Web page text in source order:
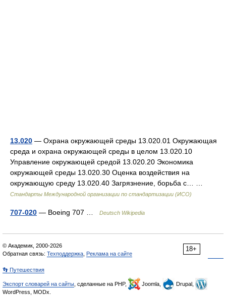
13.020 — Охрана окружающей среды 13.020.01 Окружающая
среда и охрана окружающей среды в целом 13.020.10
Управление окружающей средой 13.020.20 Экономика
окружающей среды 13.020.30 Оценка воздействия на
окружающую среду 13.020.40 Загрязнение, борьба с… …
Стандарты Международной организации по стандартизации (ИСО)
707-020 — Boeing 707 … Deutsch Wikipedia
18+
© Академик, 2000-2026
Обратная связь: Техподдержка Реклама на сайте
👣 Путешествия
Экспорт словарей на сайты , сделанные на PHP, Joomla,
Drupal,
WordPress, MODx.